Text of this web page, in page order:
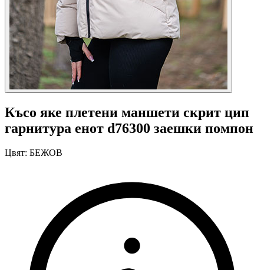
Късо яке плетени маншети скрит цип
гарнитура енот d76300 заешки помпон
Цвят: БЕЖОВ